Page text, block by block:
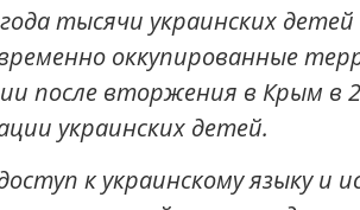
тысячи украинских
оккупированные
после вторжения в Крым в
украинских детей.
к украинскому языку и